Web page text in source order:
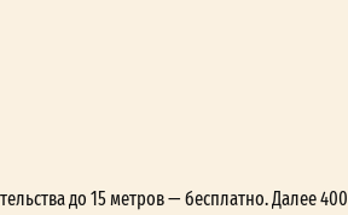
до 15 метров — бесплатно. Далее 400